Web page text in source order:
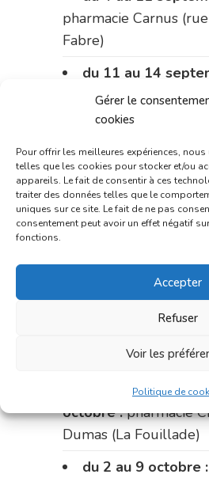
Gérer le
cookies
Pour offrir les meilleures expériences,
telles que les cookies pour stocker et/ou
appareils. Le fait de consentir à ces
traiter des données telles que le
uniques sur ce site. Le fait de ne pas
consentement peut avoir un effet négatif
fonctions.
Accepter
Refuser
Voir les
Politique de
pharmacie Carnus
Fabre)
du 11 au 14
pharmacie Dupont
République)
Le 14 septembre :
Charignon-Dumas
du 14 au 18
pharmacie Palobart
pharmacie Fontanges
du 25 au 28
Aristide Briand)
Du 28 septembre
octobre :pharmacie
Dumas (La Fouillade)
du 2 au 9 octobre :